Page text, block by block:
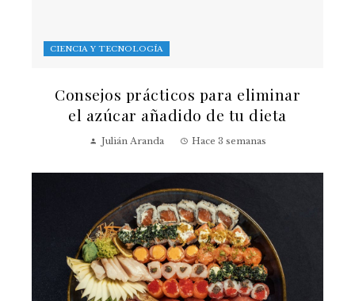
CIENCIA Y TECNOLOGÍA
Consejos prácticos para eliminar
el azúcar añadido de tu dieta
Julián Aranda Hace 3 semanas